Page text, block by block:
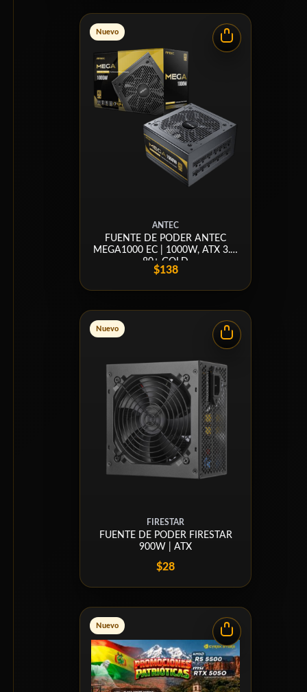
Nuevo
ANTEC
FUENTE DE PODER ANTEC
MEGA1000 EC | 1000W, ATX 3.1,
80+ GOLD
$138
Nuevo
FIRESTAR
FUENTE DE PODER FIRESTAR
900W | ATX
$28
Nuevo